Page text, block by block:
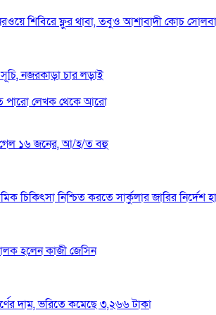
শিবিরে ফ্লুর থাবা, তবুও আশাবাদী কোচ
নজরকাড়া চার লড়াই
পারোলেখক থেকে আরো
গেল ১৬ জনের, আ/হ/ত বহু
চিকিৎসা নিশ্চিত করতে সার্কুলার জারির নির্দেশ
হলেন কাজী জেসিন
দাম, ভরিতে কমেছে ৩,২৬৬ টাকা